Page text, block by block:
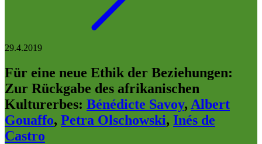
29.4.2019
Für eine neue Ethik der Beziehungen:
Zur Rückgabe des afrikanischen
Kulturerbes: Bénédicte Savoy, Albert
Gouaffo, Petra Olschowski, Inés de
Castro